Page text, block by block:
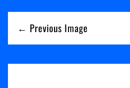
← Previous Image